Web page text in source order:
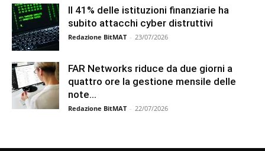
Il 41% delle istituzioni finanziarie ha
subito attacchi cyber distruttivi
Redazione BitMAT - 23/07/2026
FAR Networks riduce da due giorni a
quattro ore la gestione mensile delle
note...
Redazione BitMAT - 22/07/2026